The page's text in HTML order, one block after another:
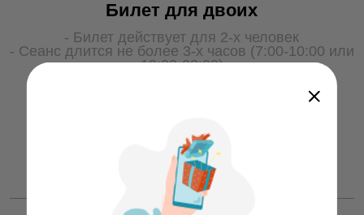
Билет для двоих
- Билет действует для 2-х человек
- Сеанс длится не более 3-х часов (7:00-10:00 или
19:00-22:00)